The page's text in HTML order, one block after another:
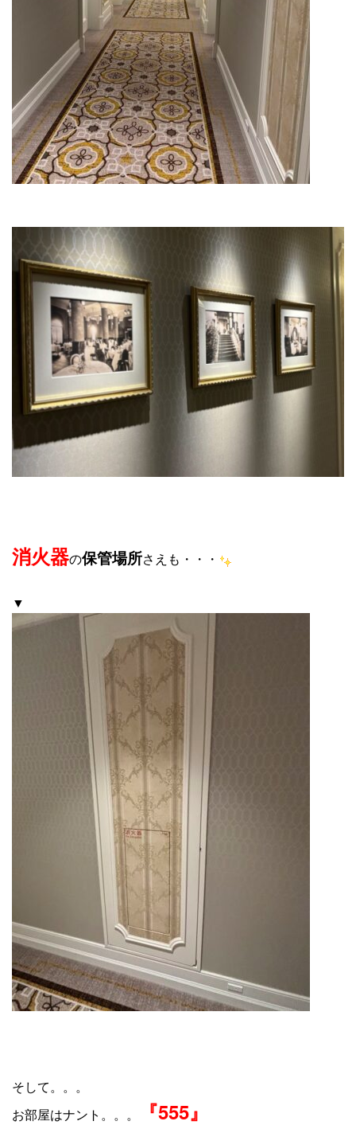
消火器の保管場所さえも・・・
▼
そして。。。
お部屋はナント。。。
『555』